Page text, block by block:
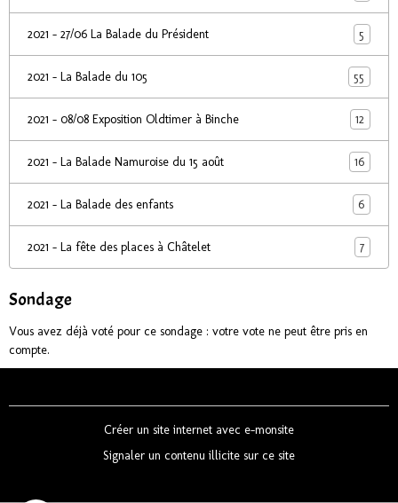
2021 - 27/06 La Balade du Président 5
2021 - La Balade du 105 55
2021 - 08/08 Exposition Oldtimer à Binche 12
2021 - La Balade Namuroise du 15 août 16
2021 - La Balade des enfants 6
2021 - La fête des places à Châtelet 7
Sondage
Vous avez déjà voté pour ce sondage : votre vote ne peut être pris en
compte.
Créer un site internet avec e-monsite
Signaler un contenu illicite sur ce site